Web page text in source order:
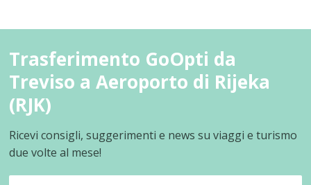
Trasferimento GoOpti da
Treviso a Aeroporto di Rijeka
(RJK)
Ricevi consigli, suggerimenti e news su viaggi e turismo
due volte al mese!